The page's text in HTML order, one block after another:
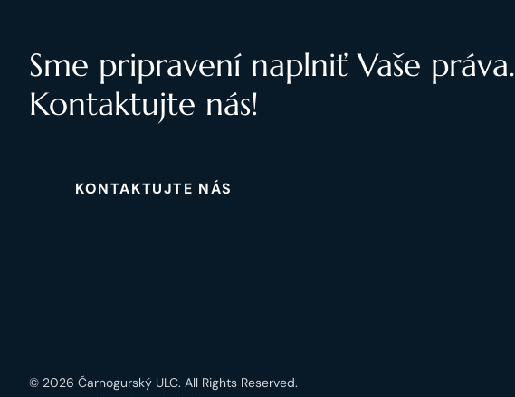
Sme pripravení naplniť Vaše práva.
Kontaktujte nás!
KONTAKTUJTE NÁS
© 2026 Čarnogurský ULC. All Rights Reserved.